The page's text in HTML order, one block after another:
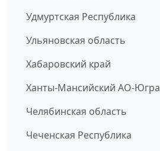
Удмуртская Республика
Ульяновская область
Хабаровский край
Ханты-Мансийский АО-Югра
Челябинская область
Чеченская Республика